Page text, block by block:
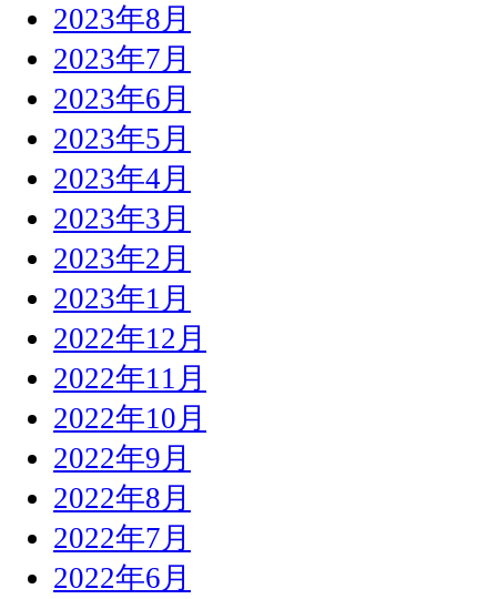
2023年8月
2023年7月
2023年6月
2023年5月
2023年4月
2023年3月
2023年2月
2023年1月
2022年12月
2022年11月
2022年10月
2022年9月
2022年8月
2022年7月
2022年6月